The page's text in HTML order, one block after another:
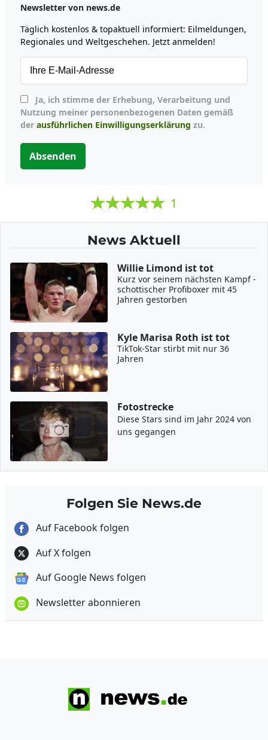
Newsletter von news.de
Täglich kostenlos & topaktuell informiert: Eilmeldungen,
Regionales und Weltgeschehen. Jetzt anmelden!
Nutzung meiner personenbezogenen Daten gemäß
der ausführlichen Einwilligungserklärung zu.
Absenden
1
News Aktuell
Willie Limond ist tot
Kurz vor seinem nächsten Kampf -
schottischer Profiboxer mit 45
Jahren gestorben
Kyle Marisa Roth ist tot
TikTok-Star stirbt mit nur 36
Jahren
Fotostrecke
Diese Stars sind im Jahr 2024 von
uns gegangen
Folgen Sie News.de
Auf Facebook folgen
Auf X folgen
Auf Google News folgen
Newsletter abonnieren